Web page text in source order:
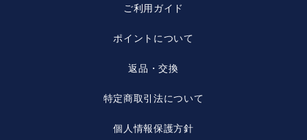
ご利用ガイド
ポイントについて
返品・交換
特定商取引法について
個人情報保護方針